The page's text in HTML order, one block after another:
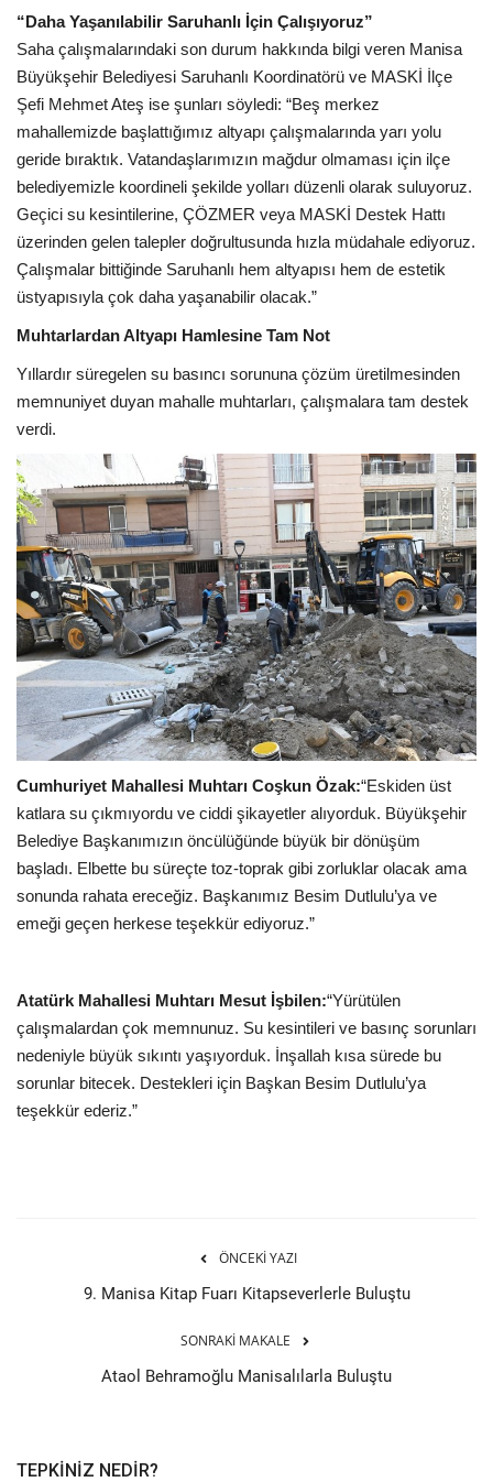
“Daha Yaşanılabilir Saruhanlı İçin Çalışıyoruz”
Saha çalışmalarındaki son durum hakkında bilgi veren Manisa
Büyükşehir Belediyesi Saruhanlı Koordinatörü ve MASKİ İlçe
Şefi Mehmet Ateş ise şunları söyledi: “Beş merkez
mahallemizde başlattığımız altyapı çalışmalarında yarı yolu
geride bıraktık. Vatandaşlarımızın mağdur olmaması için ilçe
belediyemizle koordineli şekilde yolları düzenli olarak suluyoruz.
Geçici su kesintilerine, ÇÖZMER veya MASKİ Destek Hattı
üzerinden gelen talepler doğrultusunda hızla müdahale ediyoruz.
Çalışmalar bittiğinde Saruhanlı hem altyapısı hem de estetik
üstyapısıyla çok daha yaşanabilir olacak.”
Muhtarlardan Altyapı Hamlesine Tam Not
Yıllardır süregelen su basıncı sorununa çözüm üretilmesinden
memnuniyet duyan mahalle muhtarları, çalışmalara tam destek
verdi.
Cumhuriyet Mahallesi Muhtarı Coşkun Özak:“Eskiden üst
katlara su çıkmıyordu ve ciddi şikayetler alıyorduk. Büyükşehir
Belediye Başkanımızın öncülüğünde büyük bir dönüşüm
başladı. Elbette bu süreçte toz-toprak gibi zorluklar olacak ama
sonunda rahata ereceğiz. Başkanımız Besim Dutlulu’ya ve
emeği geçen herkese teşekkür ediyoruz.”
Atatürk Mahallesi Muhtarı Mesut İşbilen:“Yürütülen
çalışmalardan çok memnunuz. Su kesintileri ve basınç sorunları
nedeniyle büyük sıkıntı yaşıyorduk. İnşallah kısa sürede bu
sorunlar bitecek. Destekleri için Başkan Besim Dutlulu’ya
teşekkür ederiz.”
ÖNCEKI YAZI
9. Manisa Kitap Fuarı Kitapseverlerle Buluştu
SONRAKI MAKALE
Ataol Behramoğlu Manisalılarla Buluştu
TEPKINIZ NEDIR?